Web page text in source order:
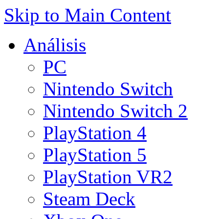
Skip to Main Content
Análisis
PC
Nintendo Switch
Nintendo Switch 2
PlayStation 4
PlayStation 5
PlayStation VR2
Steam Deck